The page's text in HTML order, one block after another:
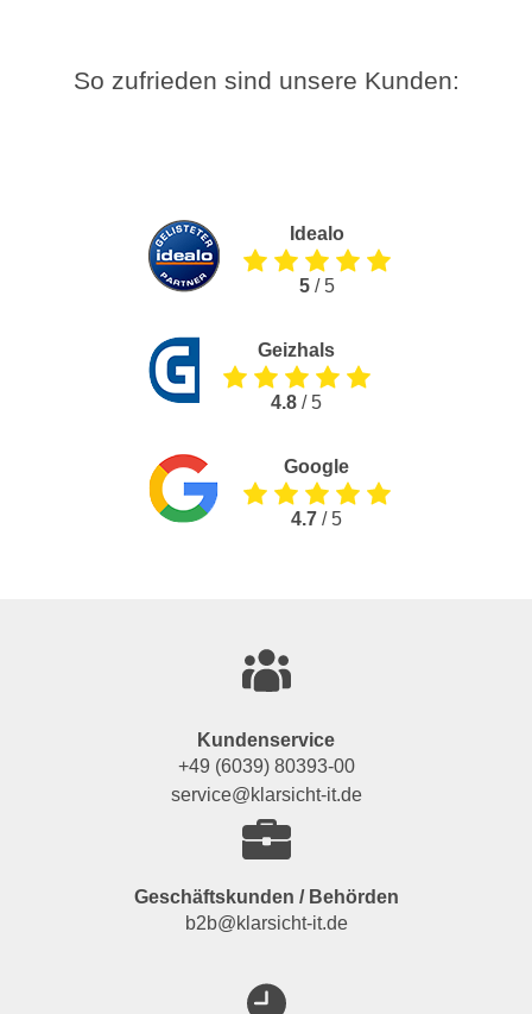
So zufrieden sind unsere Kunden:
Idealo
5/ 5
Geizhals
4.8 / 5
Google
4.7 / 5
Kundenservice
+49 (6039) 80393-00
service@klarsicht-it.de
Geschäftskunden / Behörden
b2b@klarsicht-it.de